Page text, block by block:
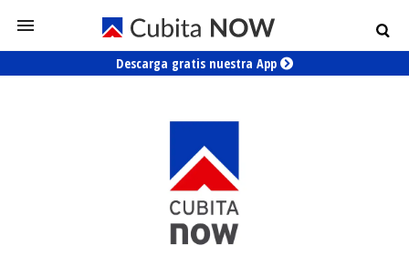
Descarga gratis nuestra App